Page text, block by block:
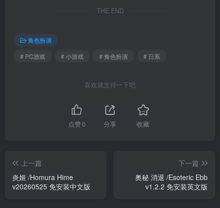
THE END
角色扮演
# PC游戏
# 小游戏 # 角色扮演 # 日系
喜欢就支持一下吧
点赞0 分享 收藏
上一篇
炎姬 /Homura Hime
v20260525 免安装中文版
下一篇
奥秘 消退 /Esoteric Ebb
v1.2.2 免安装英文版